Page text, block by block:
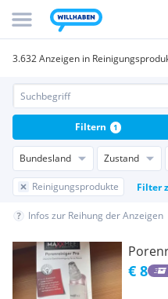
3.632 Anzeigen in
Bundesland Zustand
Reinigungsprodukte Filter
Filtern 1
Infos zur Reihung der Anzeigen
€ 8